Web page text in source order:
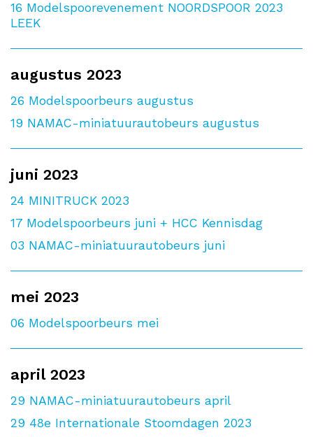
16 Modelspoorevenement NOORDSPOOR 2023
LEEK
augustus 2023
26 Modelspoorbeurs augustus
19 NAMAC-miniatuurautobeurs augustus
juni 2023
24 MINITRUCK 2023
17 Modelspoorbeurs juni + HCC Kennisdag
03 NAMAC-miniatuurautobeurs juni
mei 2023
06 Modelspoorbeurs mei
april 2023
29 NAMAC-miniatuurautobeurs april
29 48e Internationale Stoomdagen 2023